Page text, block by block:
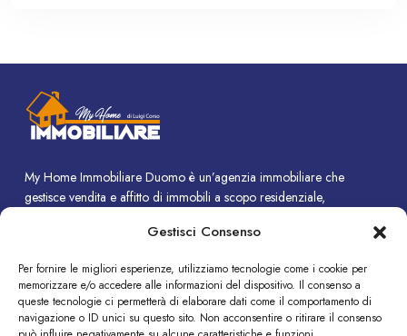
Gestisci Consenso
Per fornire le migliori esperienze, utilizziamo tecnologie come i cookie per
memorizzare e/o accedere alle informazioni del dispositivo. Il consenso a
queste tecnologie ci permetterà di elaborare dati come il comportamento di
navigazione o ID unici su questo sito. Non acconsentire o ritirare il consenso
My Home Immobiliare Duomo è un’agenzia immobiliare che
gestisce vendita e affitto di immobili a scopo residenziale,
CONTATTI
Piazza Duomo, 14 - Termini Imerese (PA)
+39 091 8190308